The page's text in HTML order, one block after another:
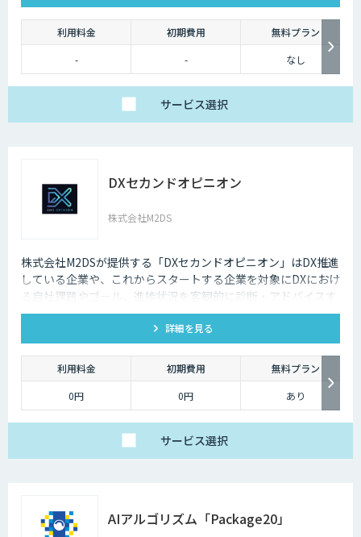
利用料金 初期費用
無料プラン
-
- なし
サービス選択
DXセカンドオピニオン
株式会社M2DS
株式会社M2DSが提供する「DXセカンドオピニオン」はDX推進
している企業や、これからスタートする企業を対象にDXにおけ
る自社課題やゴール、進捗状況を客観的に診断・アドバイスす
るサービスです
詳細を見る
利用料金 初期費用
無料プラン
0円
0円 あり
サービス選択
AIアルゴリズム「Package20」